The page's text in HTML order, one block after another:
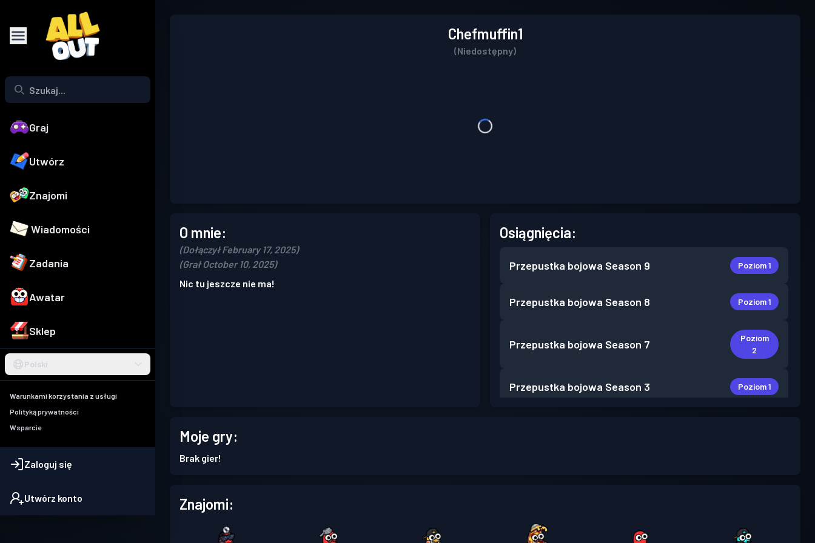
Graj
Utwórz
Znajomi
Wiadomości
Zadania
Awatar
Sklep
Polski
Warunkami korzystania z usługi
Polityką prywatności
Wsparcie
Zaloguj się
Utwórz konto
Chefmuffin1
(Niedostępny)
O mnie:
(Dołączył February 17, 2025)
(Grał October 10, 2025)
Nic tu jeszcze nie ma!
Osiągnięcia:
Przepustka bojowa Season 9 Poziom 1
Przepustka bojowa Season 8 Poziom 1
Przepustka bojowa Season 7
Poziom
2
Przepustka bojowa Season 3 Poziom 1
Moje gry:
Brak gier!
Znajomi: